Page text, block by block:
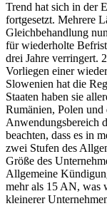
Trend hat sich in der
fortgesetzt. Mehrere
Gleichbehandlung
für wiederholte
drei Jahre verringert.
Vorliegen einer
Slowenien hat die
Staaten haben sie
Rumänien, Polen und
Anwendungsbereich
beachten, dass es in
zwei Stufen des
Größe des
Allgemeine
mehr als 15 AN, was
kleinerer